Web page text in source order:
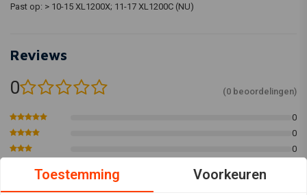
Past op: > 10-15 XL1200X; 11-17 XL1200C (NU)
Reviews
0 (0 beoordelingen)
0
0
0
Toestemming Voorkeuren